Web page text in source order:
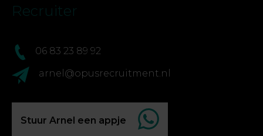
Recruiter
06 83 23 89 92
arnel@opusrecruitment.nl
Stuur Arnel een appje